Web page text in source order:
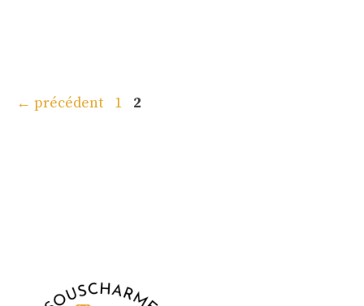
← précédent Page
1 Page
2